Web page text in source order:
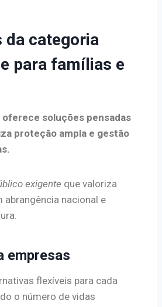
da categoria
para famílias e
soluções pensadas
proteção ampla e gestão
exigente que valoriza
nacional e
empresas
flexíveis para cada
o número de vidas